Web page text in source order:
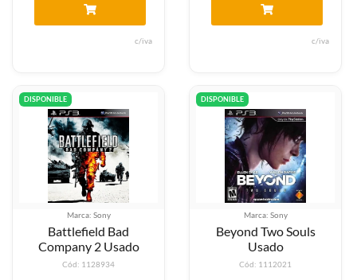
c/iva c/iva
DISPONIBLE
Marca: Sony
Battlefield Bad
Company 2 Usado
Cód: 1128934
DISPONIBLE
Marca: Sony
Beyond Two Souls
Usado
Cód: 1112021